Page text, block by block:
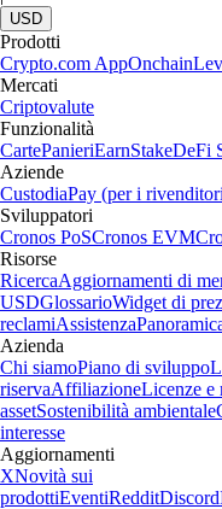
USD
Prodotti
Crypto.com AppOnchain
Mercati
Criptovalute
Funzionalità
CartePanieriEarnStakeDeFi
Aziende
CustodiaPay (per i
Sviluppatori
Cronos PoSCronos EVM
Risorse
RicercaAggiornamenti di
USDGlossarioWidget di
reclamiAssistenza
Azienda
Chi siamoPiano di sviluppo
riservaAffiliazioneLicenze e
assetSostenibilità ambientale
interesse
Aggiornamenti
XNovità sui
prodottiEventiRedditDiscord